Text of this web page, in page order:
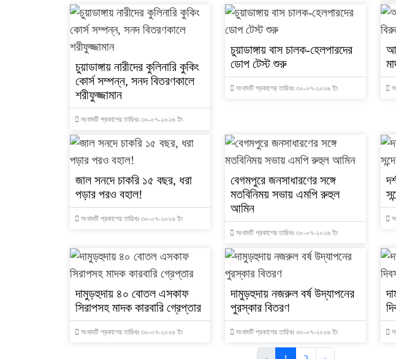
চুয়াডাঙ্গায় নারীদের কুলিনারি কুকিং
কোর্স সম্পন্ন, সনদ বিতরণকালে
শরীফুজ্জামান
সংবাদটি প্রকাশের তারিখঃ ৩০-০৭-২০২৬ ইং
চুয়াডাঙ্গায় বাস চালক-হেলপারদের
ডোপ টেস্ট শুরু
সংবাদটি প্রকাশের তারিখঃ ৩০-০৭-২০২৬ ইং
জাল সনদে চাকরি ১৫ বছর, ধরা
পড়ার পরও বহাল!
সংবাদটি প্রকাশের তারিখঃ ৩০-০৭-২০২৬ ইং
বেগমপুরে জনসাধারণের সঙ্গে
মতবিনিময় সভায় এমপি রুহুল
আমিন
সংবাদটি প্রকাশের তারিখঃ ৩০-০৭-২০২৬ ইং
দামুড়হুদায় ৪০ বোতল এসকাফ
সিরাপসহ মাদক কারবারি গ্রেপ্তার
সংবাদটি প্রকাশের তারিখঃ ৩০-০৭-২০২৬ ইং
দামুড়হুদায় নজরুল বর্ষ উদ্যাপনের
পুরস্কার বিতরণ
সংবাদটি প্রকাশের তারিখঃ ৩০-০৭-২০২৬ ইং